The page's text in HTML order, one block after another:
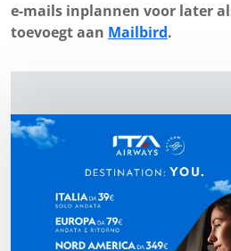
e-mails inplannen voor later
toevoegt aan Mailbird.